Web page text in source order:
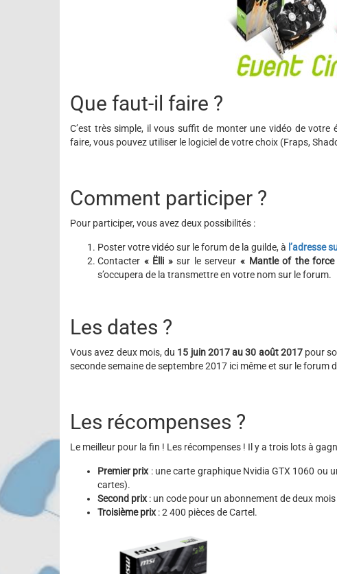
Que faut-il faire ?
C’est très simple, il vous suffit de monter une vidéo de
faire, vous pouvez utiliser le logiciel de votre choix (Fraps,
Comment participer ?
Pour participer, vous avez deux possibilités :
Poster votre vidéo sur le forum de la guilde, à l’adresse
Contacter « Ëlli »sur le serveur « Mantle of the force
s’occupera de la transmettre en votre nom sur le forum.
Les dates ?
Vous avez deux mois, du 15 juin 2017 au 30 août 2017pour
seconde semaine de septembre 2017 ici même et sur le forum
Les récompenses ?
Le meilleur pour la fin ! Les récompenses ! Il y a trois lots à
Premier prix : une carte graphique Nvidia GTX 1060 ou
cartes).
Second prix : un code pour un abonnement de deux mois
Troisième prix : 2 400 pièces de Cartel.